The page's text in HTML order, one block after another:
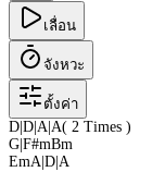
เลื่อน
จังหวะ
ตั้งค่า
D D A A( 2 Times )
G F#mBm
EmA D A